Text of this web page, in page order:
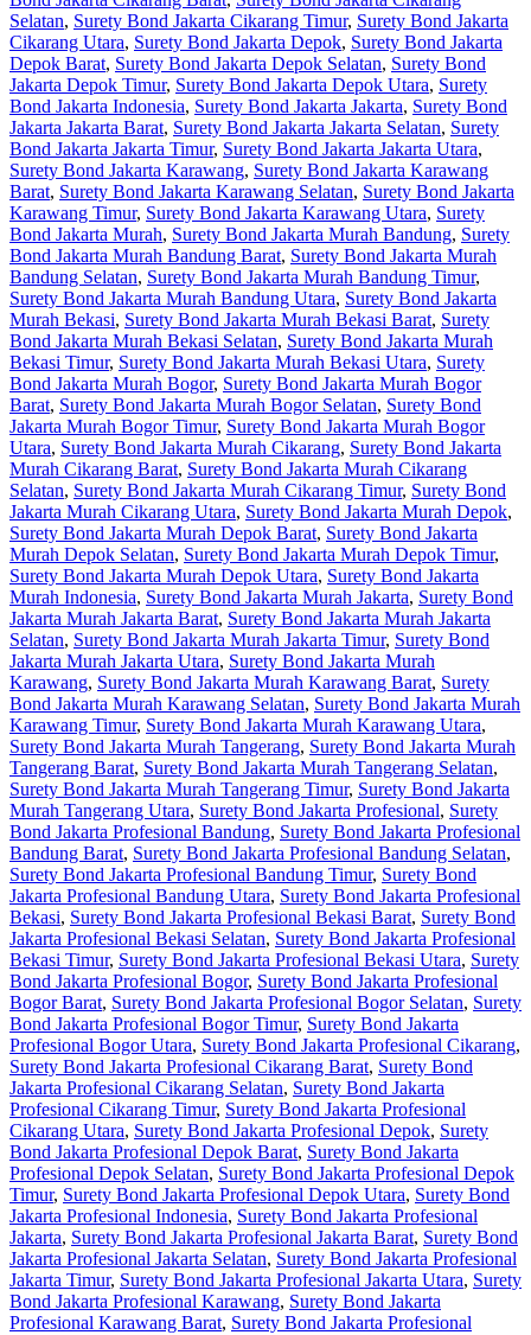
Selatan, Surety Bond Jakarta Cikarang Timur, Surety Bond Jakarta
Cikarang Utara, Surety Bond Jakarta Depok, Surety Bond Jakarta
Depok Barat, Surety Bond Jakarta Depok Selatan, Surety Bond
Jakarta Depok Timur, Surety Bond Jakarta Depok Utara, Surety
Bond Jakarta Indonesia, Surety Bond Jakarta Jakarta, Surety Bond
Jakarta Jakarta Barat, Surety Bond Jakarta Jakarta Selatan, Surety
Bond Jakarta Jakarta Timur, Surety Bond Jakarta Jakarta Utara,
Surety Bond Jakarta Karawang, Surety Bond Jakarta Karawang
Barat, Surety Bond Jakarta Karawang Selatan, Surety Bond Jakarta
Karawang Timur, Surety Bond Jakarta Karawang Utara, Surety
Bond Jakarta Murah, Surety Bond Jakarta Murah Bandung, Surety
Bond Jakarta Murah Bandung Barat, Surety Bond Jakarta Murah
Bandung Selatan, Surety Bond Jakarta Murah Bandung Timur,
Surety Bond Jakarta Murah Bandung Utara, Surety Bond Jakarta
Murah Bekasi, Surety Bond Jakarta Murah Bekasi Barat, Surety
Bond Jakarta Murah Bekasi Selatan, Surety Bond Jakarta Murah
Bekasi Timur, Surety Bond Jakarta Murah Bekasi Utara, Surety
Bond Jakarta Murah Bogor, Surety Bond Jakarta Murah Bogor
Barat, Surety Bond Jakarta Murah Bogor Selatan, Surety Bond
Jakarta Murah Bogor Timur, Surety Bond Jakarta Murah Bogor
Utara, Surety Bond Jakarta Murah Cikarang, Surety Bond Jakarta
Murah Cikarang Barat, Surety Bond Jakarta Murah Cikarang
Selatan, Surety Bond Jakarta Murah Cikarang Timur, Surety Bond
Jakarta Murah Cikarang Utara, Surety Bond Jakarta Murah Depok,
Surety Bond Jakarta Murah Depok Barat, Surety Bond Jakarta
Murah Depok Selatan, Surety Bond Jakarta Murah Depok Timur,
Surety Bond Jakarta Murah Depok Utara, Surety Bond Jakarta
Murah Indonesia, Surety Bond Jakarta Murah Jakarta, Surety Bond
Jakarta Murah Jakarta Barat, Surety Bond Jakarta Murah Jakarta
Selatan, Surety Bond Jakarta Murah Jakarta Timur, Surety Bond
Jakarta Murah Jakarta Utara, Surety Bond Jakarta Murah
Karawang, Surety Bond Jakarta Murah Karawang Barat, Surety
Bond Jakarta Murah Karawang Selatan, Surety Bond Jakarta Murah
Karawang Timur, Surety Bond Jakarta Murah Karawang Utara,
Surety Bond Jakarta Murah Tangerang, Surety Bond Jakarta Murah
Tangerang Barat, Surety Bond Jakarta Murah Tangerang Selatan,
Surety Bond Jakarta Murah Tangerang Timur, Surety Bond Jakarta
Murah Tangerang Utara, Surety Bond Jakarta Profesional, Surety
Bond Jakarta Profesional Bandung, Surety Bond Jakarta Profesional
Bandung Barat, Surety Bond Jakarta Profesional Bandung Selatan,
Surety Bond Jakarta Profesional Bandung Timur, Surety Bond
Jakarta Profesional Bandung Utara, Surety Bond Jakarta Profesional
Bekasi, Surety Bond Jakarta Profesional Bekasi Barat, Surety Bond
Jakarta Profesional Bekasi Selatan, Surety Bond Jakarta Profesional
Bekasi Timur, Surety Bond Jakarta Profesional Bekasi Utara, Surety
Bond Jakarta Profesional Bogor, Surety Bond Jakarta Profesional
Bogor Barat, Surety Bond Jakarta Profesional Bogor Selatan, Surety
Bond Jakarta Profesional Bogor Timur, Surety Bond Jakarta
Profesional Bogor Utara, Surety Bond Jakarta Profesional Cikarang,
Surety Bond Jakarta Profesional Cikarang Barat, Surety Bond
Jakarta Profesional Cikarang Selatan, Surety Bond Jakarta
Profesional Cikarang Timur, Surety Bond Jakarta Profesional
Cikarang Utara, Surety Bond Jakarta Profesional Depok, Surety
Bond Jakarta Profesional Depok Barat, Surety Bond Jakarta
Profesional Depok Selatan, Surety Bond Jakarta Profesional Depok
Timur, Surety Bond Jakarta Profesional Depok Utara, Surety Bond
Jakarta Profesional Indonesia, Surety Bond Jakarta Profesional
Jakarta, Surety Bond Jakarta Profesional Jakarta Barat, Surety Bond
Jakarta Profesional Jakarta Selatan, Surety Bond Jakarta Profesional
Jakarta Timur, Surety Bond Jakarta Profesional Jakarta Utara, Surety
Bond Jakarta Profesional Karawang, Surety Bond Jakarta
Profesional Karawang Barat, Surety Bond Jakarta Profesional